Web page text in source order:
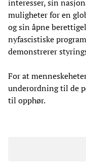
interesser, sin
muligheter for en
og sin åpne
nyfascistiske
demonstrerer
For at
underordning til de
til opphør.